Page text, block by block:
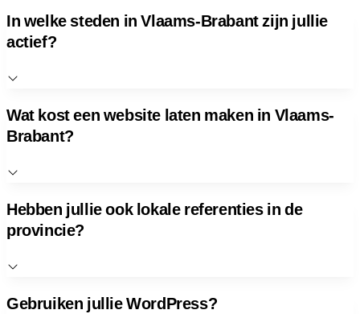
In welke steden in Vlaams-Brabant zijn jullie
actief?
Wat kost een website laten maken in Vlaams-
Brabant?
Hebben jullie ook lokale referenties in de
provincie?
Gebruiken jullie WordPress?